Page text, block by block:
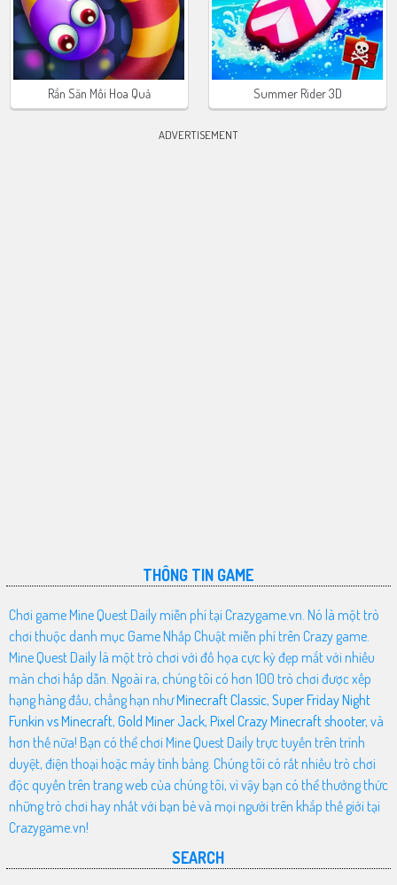
Rắn Săn Mồi Hoa Quả Summer Rider 3D
ADVERTISEMENT
THÔNG TIN GAME
Chơi game Mine Quest Daily miễn phí tại Crazygame.vn. Nó là một trò
chơi thuộc danh mục Game Nhấp Chuật miễn phí trên Crazy game.
Mine Quest Daily là một trò chơi với đồ họa cực kỳ đẹp mắt với nhiều
màn chơi hấp dẫn. Ngoài ra, chúng tôi có hơn 100 trò chơi được xếp
hạng hàng đầu, chẳng hạn nhưMinecraft Classic, Super Friday Night
Funkin vs Minecraft, Gold Miner Jack, Pixel Crazy Minecraft shooter, và
hơn thế nữa! Bạn có thể chơi Mine Quest Daily trực tuyến trên trình
duyệt, điện thoại hoặc máy tính bảng. Chúng tôi có rất nhiều trò chơi
độc quyền trên trang web của chúng tôi, vì vậy bạn có thể thưởng thức
những trò chơi hay nhất với bạn bè và mọi người trên khắp thế giới tại
Crazygame.vn!
SEARCH